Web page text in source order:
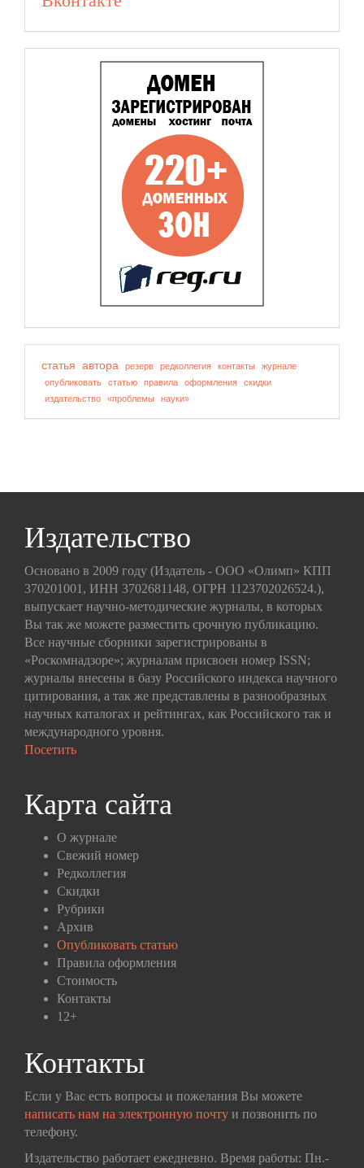
статья автора резерв редколлегия контакты
журнале
опубликовать
статью правила оформления
скидки
издательство
«проблемы науки»
Издательство
Основано в 2009 году (Издатель - ООО «Олимп» КПП
370201001, ИНН 3702681148, ОГРН 1123702026524.),
выпускает научно-методические журналы, в которых
Вы так же можете разместить срочную публикацию.
Все научные сборники зарегистрированы в
«Роскомнадзоре»; журналам присвоен номер ISSN;
журналы внесены в базу Российского индекса научного
цитирования, а так же представлены в разнообразных
научных каталогах и рейтингах, как Российского так и
международного уровня.
Посетить
Карта сайта
О журнале
Свежий номер
Редколлегия
Скидки
Рубрики
Архив
Опубликовать статью
Правила оформления
Стоимость
Контакты
12+
Контакты
Если у Вас есть вопросы и пожелания Вы можете
написать нам на электронную почту и позвонить по
телефону.
Издательство работает ежедневно. Время работы: Пн.-